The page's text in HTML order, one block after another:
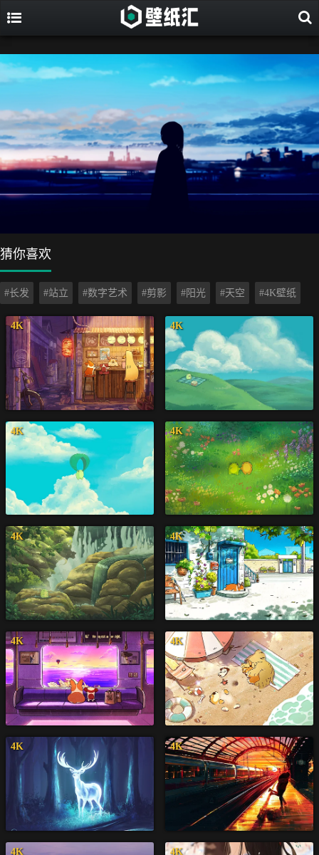
猜你喜欢
#长发 #站立 #数字艺术 #剪影 #阳光 #天空 #4K壁纸
4K 4K
4K 4K
4K 4K
4K 4K
4K 4K
4K 4K